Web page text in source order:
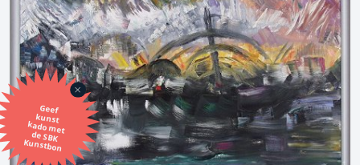
Geef
kunst
kado met
de SBK
Kunstbon